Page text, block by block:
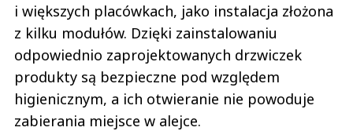
i większych placówkach, jako instalacja złożona
z kilku modułów. Dzięki zainstalowaniu
odpowiednio zaprojektowanych drzwiczek
produkty są bezpieczne pod względem
higienicznym, a ich otwieranie nie powoduje
zabierania miejsce w alejce.